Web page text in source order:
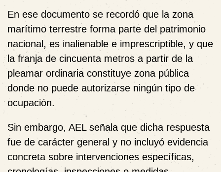
En ese documento se recordó que la zona
marítimo terrestre forma parte del patrimonio
nacional, es inalienable e imprescriptible, y que
la franja de cincuenta metros a partir de la
pleamar ordinaria constituye zona pública
donde no puede autorizarse ningún tipo de
ocupación.
Sin embargo, AEL señala que dicha respuesta
fue de carácter general y no incluyó evidencia
concreta sobre intervenciones específicas,